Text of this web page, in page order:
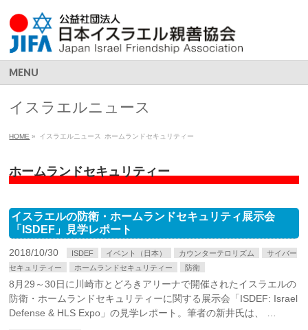
MENU
イスラエルニュース
HOME » イスラエルニュース ホームランドセキュリティー
ホームランドセキュリティー
イスラエルの防衛・ホームランドセキュリティ展示会
「ISDEF」見学レポート
2018/10/30 ISDEF イベント（日本） カウンターテロリズム
サイバー
セキュリティー
ホームランドセキュリティー 防衛
8月29～30日に川崎市とどろきアリーナで開催されたイスラエルの
防衛・ホームランドセキュリティーに関する展示会「ISDEF: Israel
Defense & HLS Expo」の見学レポート。筆者の新井氏は、 …